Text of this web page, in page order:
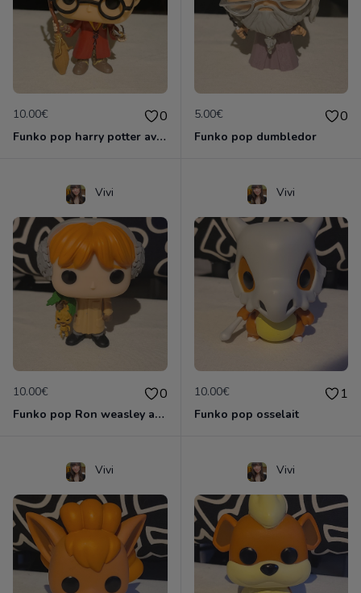
10.00€ 0
Funko pop harry potter avec vif d'or et Nimbus 2000
5.00€ 0
Funko pop dumbledor
Vivi
10.00€ 0
Funko pop Ron weasley avec mandragore
Vivi
10.00€ 1
Funko pop osselait
Vivi Vivi